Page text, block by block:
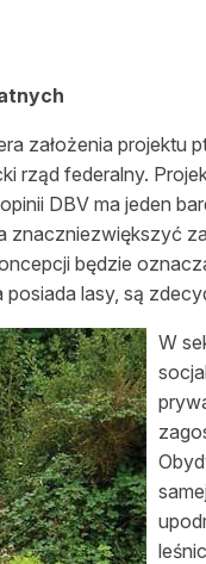
założenia projektu
rząd federalny.
DBV ma jeden
znaczniezwiększyć
będzie
lasy, są
W